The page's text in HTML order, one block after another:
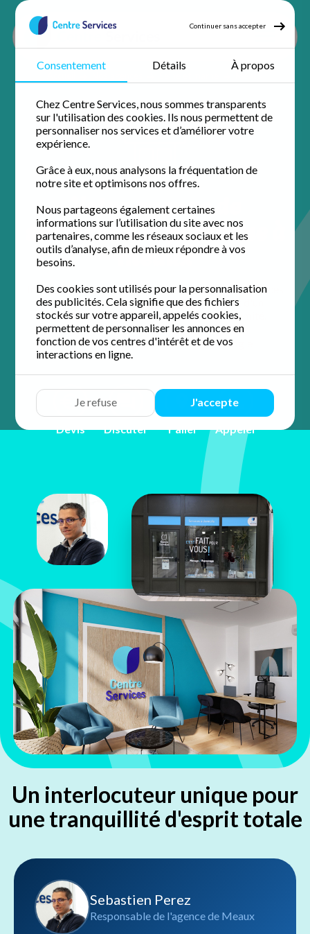
Continuer sans accepter
Consentement Détails À propos
Chez Centre Services, nous sommes transparents
sur l'utilisation des cookies. Ils nous permettent de
personnaliser nos services et d’améliorer votre
expérience.
Grâce à eux, nous analysons la fréquentation de
notre site et optimisons nos offres.
Nous partageons également certaines
informations sur l’utilisation du site avec nos
partenaires, comme les réseaux sociaux et les
outils d’analyse, afin de mieux répondre à vos
besoins.
Des cookies sont utilisés pour la personnalisation
des publicités. Cela signifie que des fichiers
stockés sur votre appareil, appelés cookies,
permettent de personnaliser les annonces en
fonction de vos centres d'intérêt et de vos
interactions en ligne.
Je refuse J'accepte
Votre agence de
services à la personne à
Meaux
Installée au cœur de la ville, l'équipe de Centre Services
Meaux simplifie votre quotidien. Profitez d'un
accompagnement personnalisé et de proximité.
4.6 / 5 sur 58 avisGoogle
Devis Discuter Y aller Appeler
Sebastien
Perez
19, rue de la Cordonnerie
77100 Meaux
Un interlocuteur unique pour
une tranquillité d'esprit totale
Sebastien Perez
Responsable de l'agence de Meaux